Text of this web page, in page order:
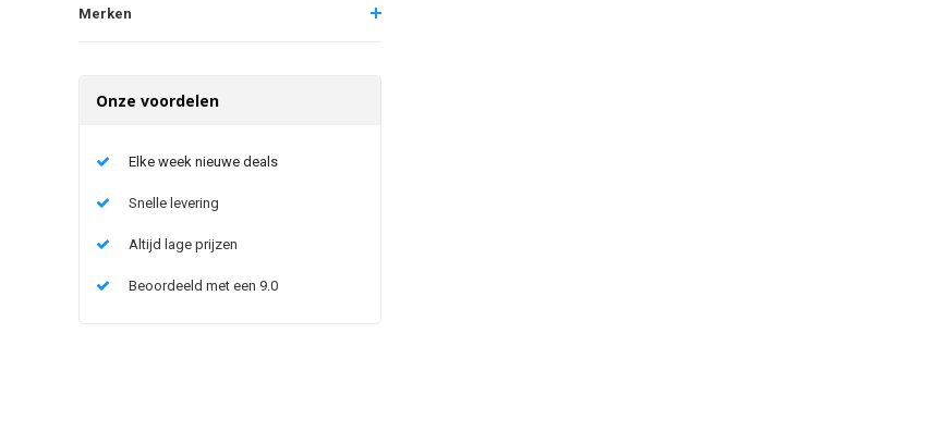
Merken
Onze voordelen
Elke week nieuwe deals
Snelle levering
Altijd lage prijzen
Beoordeeld met een 9.0